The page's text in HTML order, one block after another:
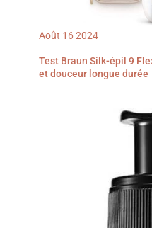
Août 162024
Test Braun Silk-épil 9
et douceur longue durée